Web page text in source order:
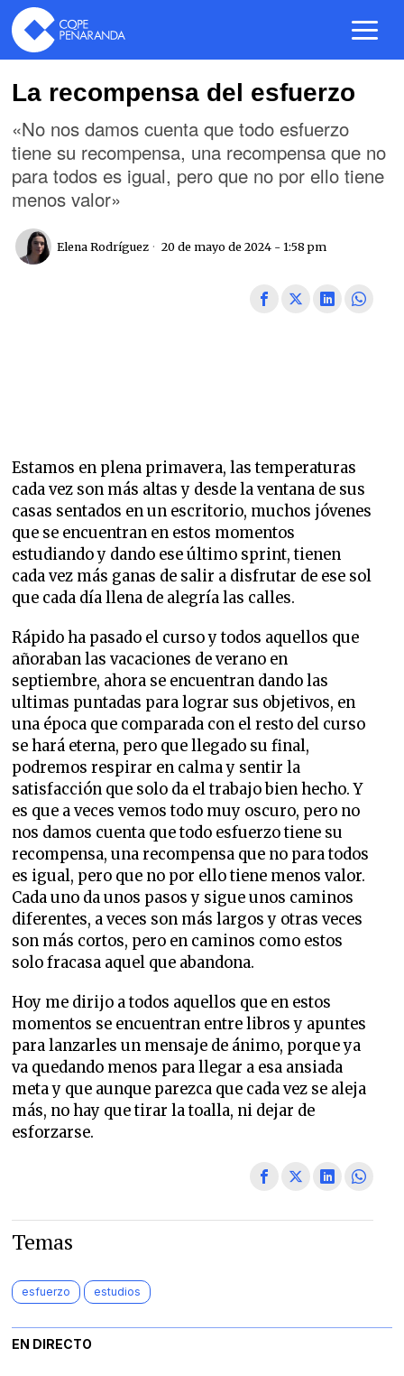
La recompensa del esfuerzo
«No nos damos cuenta que todo esfuerzo
tiene su recompensa, una recompensa que no
para todos es igual, pero que no por ello tiene
menos valor»
Elena Rodríguez 20 de mayo de 2024 - 1:58 pm
Estamos en plena primavera, las temperaturas
cada vez son más altas y desde la ventana de sus
casas sentados en un escritorio, muchos jóvenes
que se encuentran en estos momentos
estudiando y dando ese último sprint, tienen
cada vez más ganas de salir a disfrutar de ese sol
que cada día llena de alegría las calles.
Rápido ha pasado el curso y todos aquellos que
añoraban las vacaciones de verano en
septiembre, ahora se encuentran dando las
ultimas puntadas para lograr sus objetivos, en
una época que comparada con el resto del curso
se hará eterna, pero que llegado su final,
podremos respirar en calma y sentir la
satisfacción que solo da el trabajo bien hecho. Y
es que a veces vemos todo muy oscuro, pero no
nos damos cuenta que todo esfuerzo tiene su
recompensa, una recompensa que no para todos
es igual, pero que no por ello tiene menos valor.
Cada uno da unos pasos y sigue unos caminos
diferentes, a veces son más largos y otras veces
son más cortos, pero en caminos como estos
solo fracasa aquel que abandona.
Hoy me dirijo a todos aquellos que en estos
momentos se encuentran entre libros y apuntes
para lanzarles un mensaje de ánimo, porque ya
va quedando menos para llegar a esa ansiada
meta y que aunque parezca que cada vez se aleja
más, no hay que tirar la toalla, ni dejar de
esforzarse.
Temas
esfuerzo estudios
EN DIRECTO